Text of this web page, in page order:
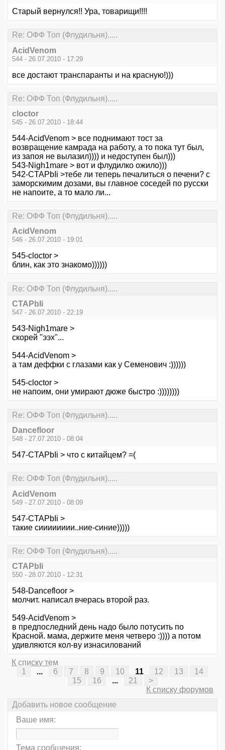
Старый вернулся!! Ура, товарищи!!!!
Re: ОФФ Топ (Флудильня).....
AcidVenom
544 - 26.07.2010 - 17:29
все достают транспаранты и на красную!)))
Re: ОФФ Топ (Флудильня).....
cloctor
545 - 26.07.2010 - 18:44
544-AcidVenom > все поднимают тост за
возвращение камрада на работу, а то пока тут был,
из запоя не вылазил)))) и недоступен был)))
543-Nigh1mare > вот и флудилко ожило)))
542-CTAPbIi >тебе ли теперь печалиться о печени? с
заморскимим дозами, вы главное соседей по русски
не напоите, а то мало ли...
Re: ОФФ Топ (Флудильня).....
AcidVenom
546 - 26.07.2010 - 19:01
545-cloctor >
блин, как это знакомо))))))
Re: ОФФ Топ (Флудильня).....
CTAPbIi
547 - 26.07.2010 - 22:19
543-Nigh1mare >
скорей "ээх"...
544-AcidVenom >
а там деффки с глазами как у Семенович :))))))
545-cloctor >
не напоим, они умирают дюже быстро :))))))))
Re: ОФФ Топ (Флудильня).....
Dancefloor
548 - 27.07.2010 - 08:04
547-CTAPbIi > что с китайцем? =(
Re: ОФФ Топ (Флудильня).....
AcidVenom
549 - 27.07.2010 - 08:09
547-CTAPbIi >
такие сииииииии..ние-синие)))))
Re: ОФФ Топ (Флудильня).....
CTAPbIi
550 - 28.07.2010 - 12:31
548-Dancefloor >
молчит. написал вчерась второй раз.
549-AcidVenom >
в предпоследний день надо было потусить по
Красной. мама, держите меня четверо :)))) а потом
удивляются кол-ву изнасилований
К списку тем
1
... 6 7 8 9 10 11 12 13
14
15
16 ... 21
>
К списку форумов
Добавить новое сообщение
Ваше имя:
Тема сообщения: